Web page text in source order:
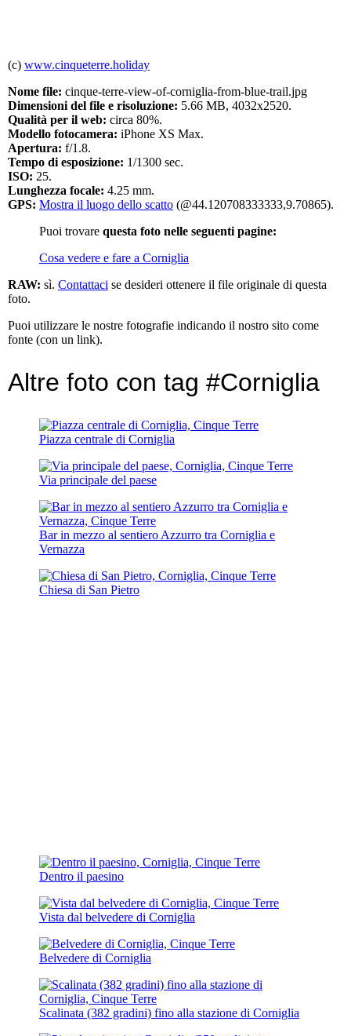
(c) www.cinqueterre.holiday
Nome file: cinque-terre-view-of-corniglia-from-blue-trail.jpg
Dimensioni del file e risoluzione: 5.66 MB, 4032x2520.
Qualità per il web: circa 80%.
Modello fotocamera: iPhone XS Max.
Apertura: f/1.8.
Tempo di esposizione: 1/1300 sec.
ISO: 25.
Lunghezza focale: 4.25 mm.
GPS: Mostra il luogo dello scatto (@44.120708333333,9.70865).
Puoi trovare questa foto nelle seguenti pagine:
Cosa vedere e fare a Corniglia
RAW: sì. Contattaci se desideri ottenere il file originale di questa
foto.
Puoi utilizzare le nostre fotografie indicando il nostro sito come
fonte (con un link).
Altre foto con tag #Corniglia
Piazza centrale di Corniglia
Via principale del paese
Bar in mezzo al sentiero Azzurro tra Corniglia e
Vernazza
Chiesa di San Pietro
Dentro il paesino
Vista dal belvedere di Corniglia
Belvedere di Corniglia
Scalinata (382 gradini) fino alla stazione di Corniglia